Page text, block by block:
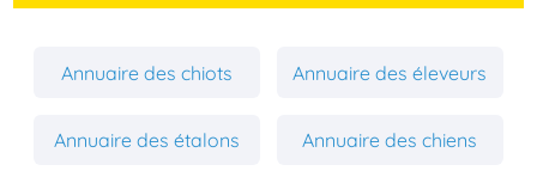
Annuaire des chiots Annuaire des éleveurs
Annuaire des étalons Annuaire des chiens